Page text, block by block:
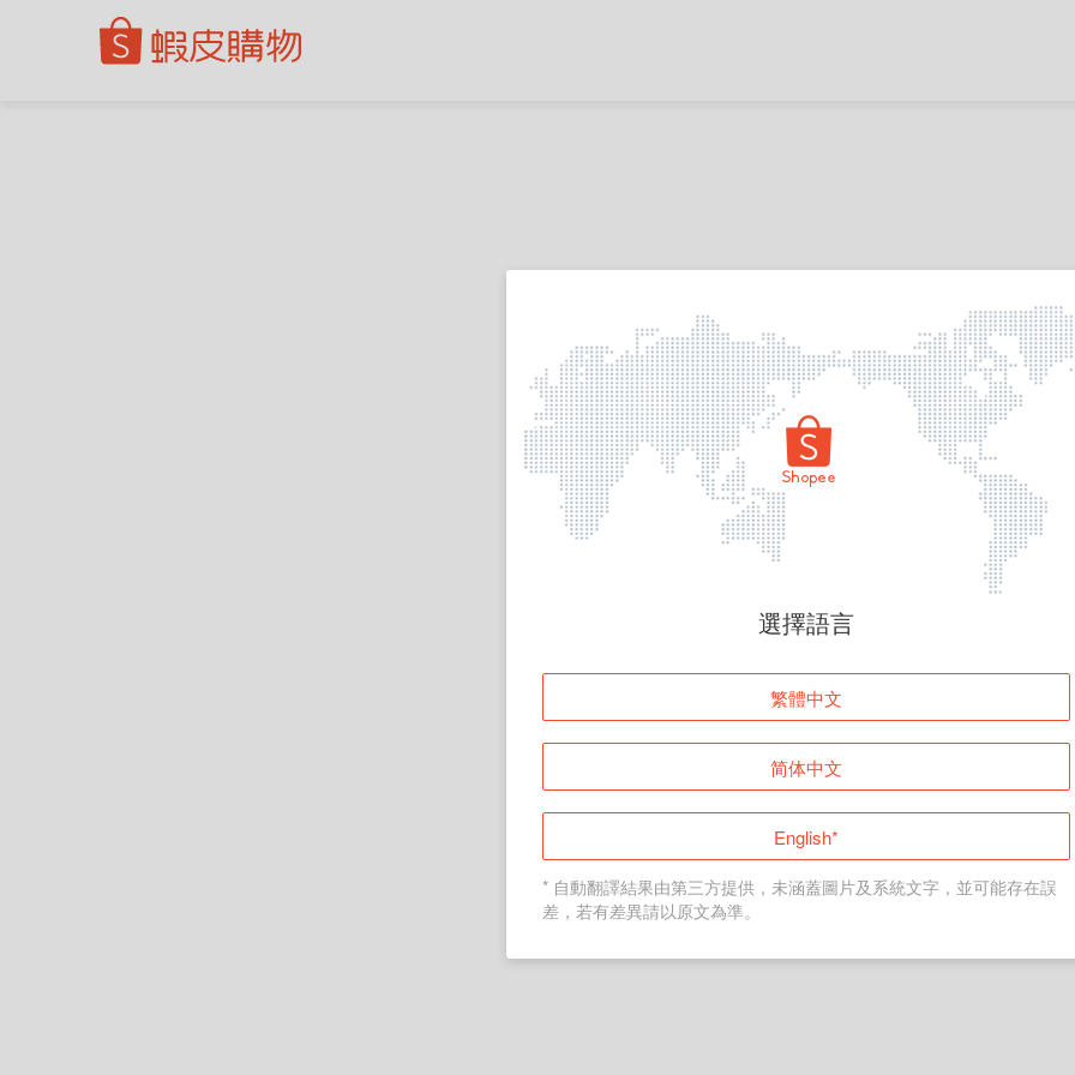
頁面無法顯示
登入
返回首頁
選擇語言
繁體中文
简体中文
English*
* 自動翻譯結果由第三方提供，未涵蓋圖片及系統文字，並可能存在誤
差，若有差異請以原文為準。